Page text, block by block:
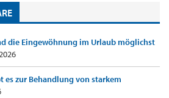
die Eingewöhnung im Urlaub möglichst
zur Behandlung von starkem